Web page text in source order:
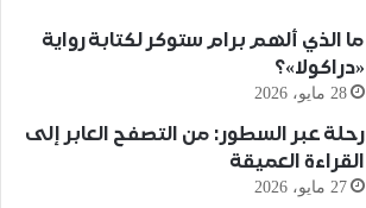
ما الذي ألهم برام ستوكر لكتابة رواية
«دراكولا»؟
28 مايو، 2026
رحلة عبر السطور: من التصفح العابر إلى
القراءة العميقة
27 مايو، 2026